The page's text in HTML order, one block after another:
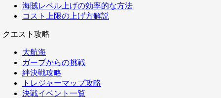
海賊レベル上げの効率的な方法
コスト上限の上げ方解説
クエスト攻略
大航海
ガープからの挑戦
絆決戦攻略
トレジャーマップ攻略
決戦イベント一覧